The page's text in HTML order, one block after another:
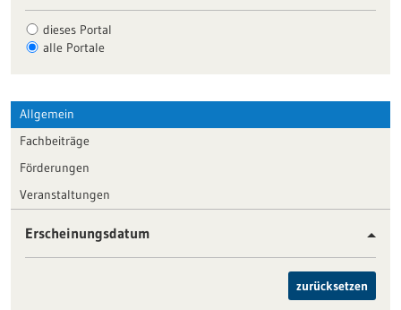
dieses Portal
alle Portale
Allgemein
Fachbeiträge
Förderungen
Veranstaltungen
Erscheinungsdatum
zurücksetzen